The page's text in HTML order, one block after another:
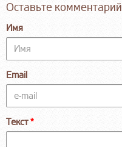
Оставьте комментарий
Имя
Email
Текст